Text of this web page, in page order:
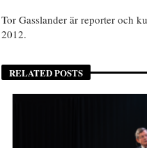
Tor Gasslander är reporter och
2012.
RELATED POSTS